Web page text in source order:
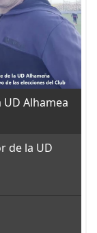
UD Alhamea
de la UD